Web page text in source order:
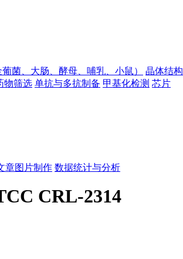
菌、大肠、酵母、哺乳、小鼠） 晶体结构
物筛选 单抗与多抗制备 甲基化检测 芯片
章图片制作 数据统计与分析
CRL-2314